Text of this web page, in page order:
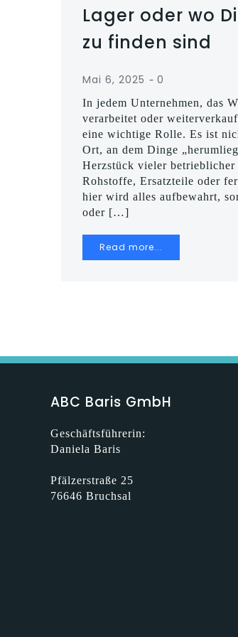
Lager oder wo
zu finden sind
Mai 6, 2025 - 0
In jedem Unternehmen, das
verarbeitet oder
eine wichtige Rolle. Es ist
Ort, an dem Dinge
Herzstück vieler
Rohstoffe, Ersatzteile oder
hier wird alles aufbewahrt,
oder […]
Read more...
ABC Baris GmbH
Geschäftsführerin:
Daniela Baris
Pfälzerstraße 25
76646 Bruchsal